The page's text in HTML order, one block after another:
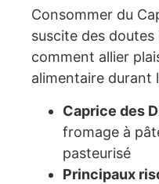
Consommer du
suscite des
comment allier
alimentaire durant
Caprice des
fromage à
pasteurisé
Principaux